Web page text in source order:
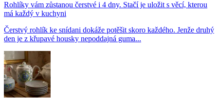
Rohlíky vám zůstanou čerstvé i 4 dny. Stačí je uložit s věcí, kterou
má každý v kuchyni
Čerstvý rohlík ke snídani dokáže potěšit skoro každého. Jenže druhý
den je z křupavé housky nepoddajná guma...